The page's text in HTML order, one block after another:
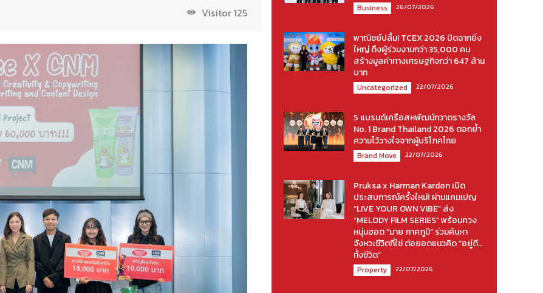
Visitor125 Business 26/07/2026
พาณิชย์ปลื้ม! TCEX 2026 ปิดฉากยิ่ง
ใหญ่ ดึงผู้ร่วมงานกว่า 35,000 คน
สร้างมูลค่าทางเศรษฐกิจกว่า 647 ล้าน
บาท
Uncategorized 22/07/2026
5 แบรนด์เครือสหพัฒน์กวาดรางวัล
No. 1 Brand Thailand 2026 ตอกย้ำ
ความไว้วางใจจากผู้บริโภคไทย
Brand Move 22/07/2026
Pruksa x Harman Kardon เปิด
ประสบการณ์ครั้งใหม่! ผ่านแคมเปญ
“LIVE YOUR OWN VIBE” ส่ง
“MELODY FILM SERIES” พร้อมควง
หนุ่มฮอต “มาย ภาคภูมิ” ร่วมค้นหา
จังหวะชีวิตที่ใช่ ต่อยอดแนวคิด “อยู่ดี…
ทั้งชีวิต”
Property 22/07/2026